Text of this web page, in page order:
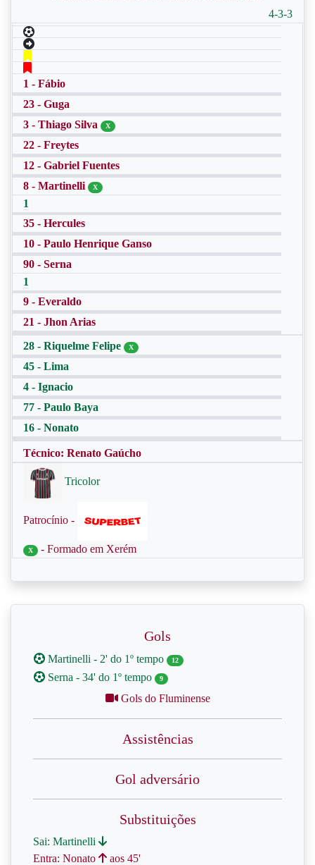
4-3-3
1 - Fábio
23 - Guga
3 - Thiago Silva
X
22 - Freytes
12 - Gabriel Fuentes
8 - Martinelli
X
1
35 - Hercules
10 - Paulo Henrique Ganso
90 - Serna
1
9 - Everaldo
21 - Jhon Arias
28 - Riquelme Felipe
X
45 - Lima
4 - Ignacio
77 - Paulo Baya
16 - Nonato
Técnico: Renato Gaúcho
Tricolor
Patrocínio -
X - Formado em Xerém
Gols
Martinelli - 2' do 1º tempo 12
Serna - 34' do 1º tempo 9
Gols do Fluminense
Assistências
Gol adversário
Substituições
Sai: Martinelli
Entra: Nonato
aos 45'